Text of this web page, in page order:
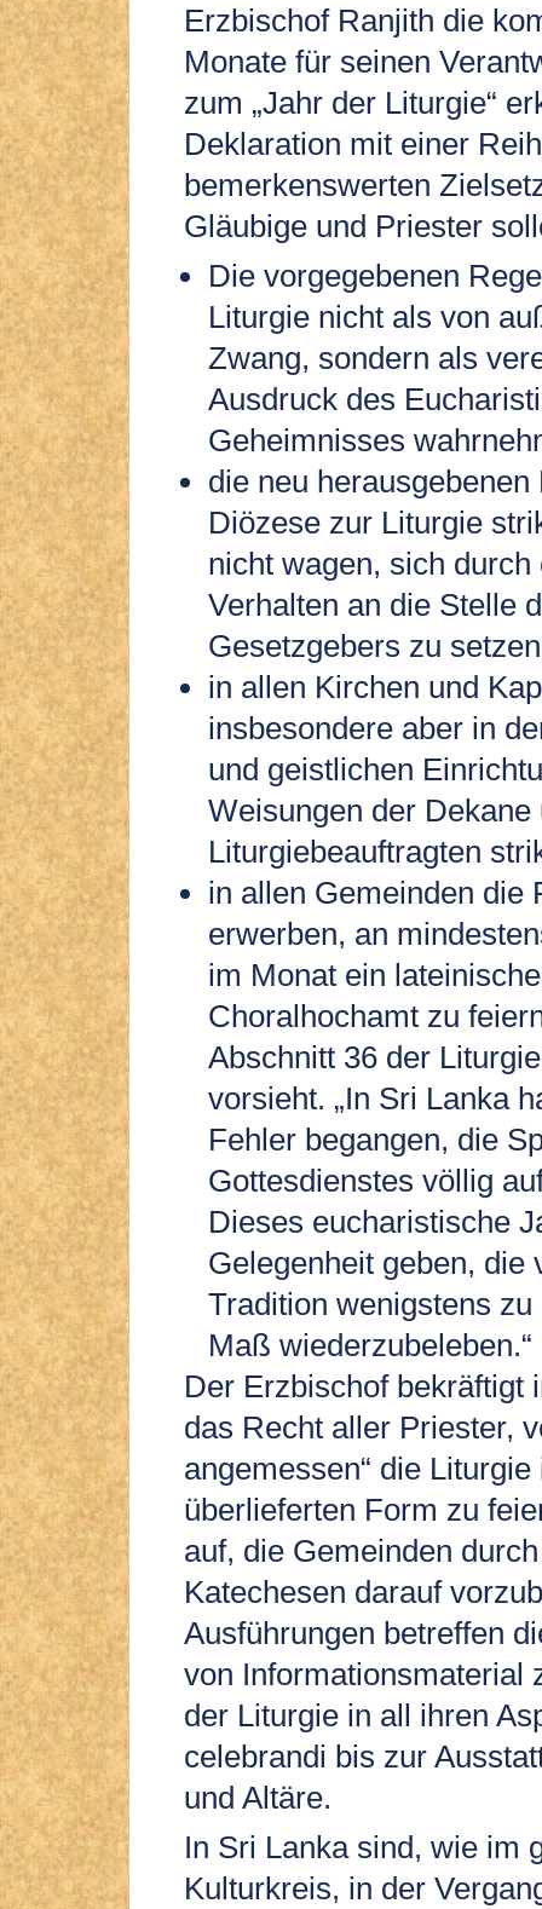
Erzbischof Ranjith die
Monate für seinen
zum „Jahr der Liturgie“
Deklaration mit einer
bemerkenswerten
Gläubige und Priester
Die vorgegebenen
Liturgie nicht als von
Zwang, sondern als
Ausdruck des
Geheimnisses
die neu
Diözese zur Liturgie
nicht wagen, sich
Verhalten an die Stelle
Gesetzgebers zu
in allen Kirchen und
insbesondere aber in
und geistlichen
Weisungen der Dekane
Liturgiebeauftragten
in allen Gemeinden die
erwerben, an
im Monat ein
Choralhochamt zu
Abschnitt 36 der
vorsieht. „In Sri Lanka
Fehler begangen, die
Gottesdienstes völlig
Dieses eucharistische
Gelegenheit geben, die
Tradition wenigstens
Maß wiederzubeleben.“
Der Erzbischof bekräftigt
das Recht aller Priester,
angemessen“ die Liturgie
überlieferten Form zu
auf, die Gemeinden
Katechesen darauf
Ausführungen betreffen
von Informationsmaterial
der Liturgie in all ihren
celebrandi bis zur
und Altäre.
In Sri Lanka sind, wie im
Kulturkreis, in der